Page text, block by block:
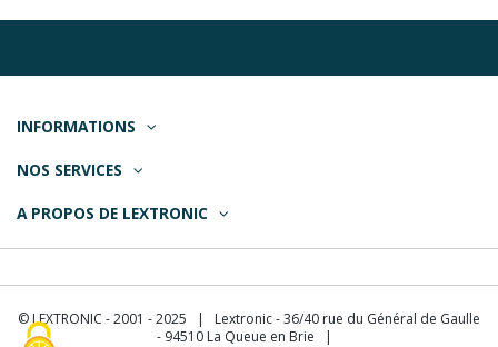
INFORMATIONS
NOS SERVICES
A PROPOS DE LEXTRONIC
© LEXTRONIC - 2001 - 2025 | Lextronic - 36/40 rue du Général de Gaulle
- 94510 La Queue en Brie |